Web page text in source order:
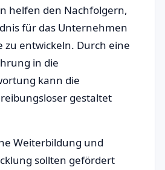
helfen den Nachfolgern,
für das Unternehmen
zu entwickeln. Durch eine
in die
kann die
gestaltet
Weiterbildung und
sollten gefördert